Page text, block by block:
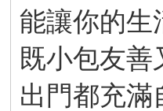
能讓你的生
既小包友
出門都充滿